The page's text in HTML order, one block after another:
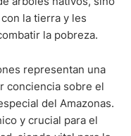
la tierra y les
la pobreza.
representan una
conciencia sobre el
del Amazonas.
y crucial para el